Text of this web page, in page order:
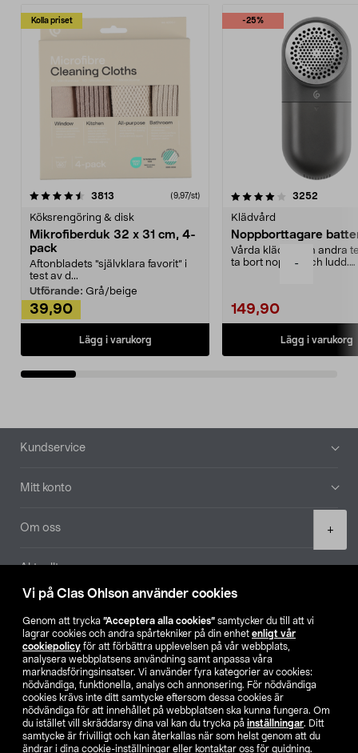
Vi på Clas Ohlson använder cookies
Genom att trycka ”Acceptera alla cookies” samtycker du till att vi
lagrar cookies och andra spårtekniker på din enhet enligt vår
cookiepolicy för att förbättra upplevelsen på vår webbplats,
analysera webbplatsens användning samt anpassa våra
marknadsföringsinsatser. Vi använder fyra kategorier av cookies:
nödvändiga, funktionella, analys och annonsering. För nödvändiga
cookies krävs inte ditt samtycke eftersom dessa cookies är
nödvändiga för att innehållet på webbplatsen ska kunna fungera. Om
du istället vill skräddarsy dina val kan du trycka på inställningar. Ditt
samtycke är frivilligt och kan återkallas när som helst genom att du
ändrar i dina cookie-inställningar eller kontaktar oss för guidning.
-
+
Kolla priset
3813 (9,97/st)
Köksrengöring & disk
Mikrofiberduk 32 x 31 cm, 4-
pack
Aftonbladets "självklara favorit” i
test av d...
Utförande: Grå/beige
39,90
Lägg i varukorg
-25%
4.0av 5 stjärnor 3252
Klädvård
Noppborttagare
Vårda kläder och andra
ta bort noppor och ludd.
149,90
Lägg i varukorg
4.5av 5 stjärnor
Sidfot
Kundservice
Mitt konto
Om oss
Aktuellt
Hitta butik
SE NO FI